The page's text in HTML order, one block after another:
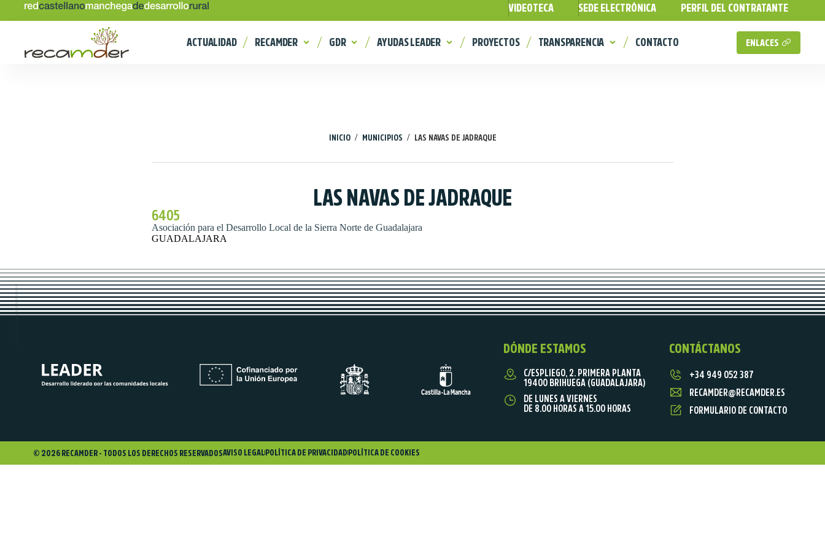
VIDEOTECA SEDE ELECTRÓNICA PERFIL DEL CONTRATANTE
ACTUALIDAD RECAMDER GDR AYUDAS LEADER PROYECTOS TRANSPARENCIA CONTACTO ENLACES
INICIO / MUNICIPIOS / LAS NAVAS DE JADRAQUE
LAS NAVAS DE JADRAQUE
6405
Asociación para el Desarrollo Local de la Sierra Norte de Guadalajara
GUADALAJARA
DÓNDE ESTAMOS
C/ESPLIEGO, 2. PRIMERA PLANTA
19400 BRIHUEGA (GUADALAJARA)
DE LUNES A VIERNES
DE 8.00 HORAS A 15.00 HORAS
CONTÁCTANOS
+34 949 052 387
RECAMDER@RECAMDER.ES
FORMULARIO DE CONTACTO
© 2026 RECAMDER - TODOS LOS DERECHOS RESERVADOSAVISO LEGALPOLÍTICA DE PRIVACIDADPOLÍTICA DE COOKIES